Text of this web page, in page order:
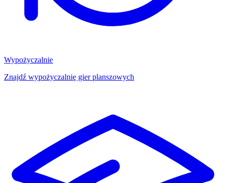
Wypożyczalnie
Znajdź wypożyczalnię gier planszowych